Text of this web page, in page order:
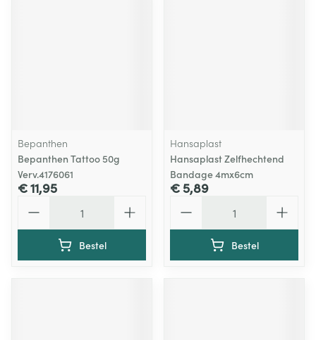
Bepanthen
Bepanthen Tattoo 50g
Verv.4176061
€ 11,95
Bestel
Hansaplast
Hansaplast Zelfhechtend
Bandage 4mx6cm
€ 5,89
Bestel